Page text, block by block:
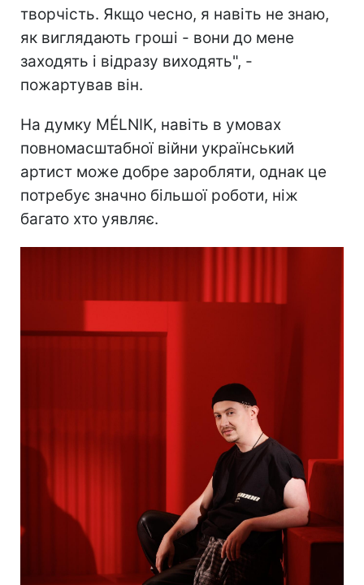
творчість. Якщо чесно, я навіть не знаю,
як виглядають гроші - вони до мене
заходять і відразу виходять", -
пожартував він.
На думку MÉLNIK, навіть в умовах
повномасштабної війни український
артист може добре заробляти, однак це
потребує значно більшої роботи, ніж
багато хто уявляє.